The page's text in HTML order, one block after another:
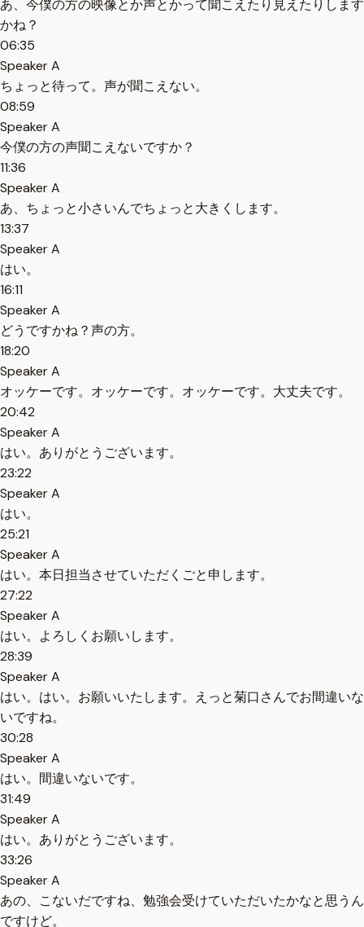
あ、今僕の方の映像とか声とかって聞こえたり見えたりします
かね？
06:35
Speaker A
ちょっと待って。声が聞こえない。
08:59
Speaker A
今僕の方の声聞こえないですか？
11:36
Speaker A
あ、ちょっと小さいんでちょっと大きくします。
13:37
Speaker A
はい。
16:11
Speaker A
どうですかね？声の方。
18:20
Speaker A
オッケーです。オッケーです。オッケーです。大丈夫です。
20:42
Speaker A
はい。ありがとうございます。
23:22
Speaker A
はい。
25:21
Speaker A
はい。本日担当させていただくごと申します。
27:22
Speaker A
はい。よろしくお願いします。
28:39
Speaker A
はい。はい。お願いいたします。えっと菊口さんでお間違いな
いですね。
30:28
Speaker A
はい。間違いないです。
31:49
Speaker A
はい。ありがとうございます。
33:26
Speaker A
あの、こないだですね、勉強会受けていただいたかなと思うん
ですけど。